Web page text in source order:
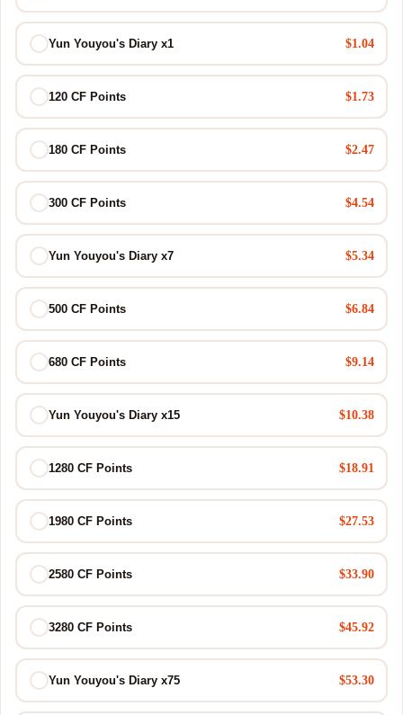
Yun Youyou's Diary x1 $1.04
120 CF Points $1.73
180 CF Points $2.47
300 CF Points $4.54
Yun Youyou's Diary x7 $5.34
500 CF Points $6.84
680 CF Points $9.14
Yun Youyou's Diary x15 $10.38
1280 CF Points $18.91
1980 CF Points $27.53
2580 CF Points $33.90
3280 CF Points $45.92
Yun Youyou's Diary x75 $53.30